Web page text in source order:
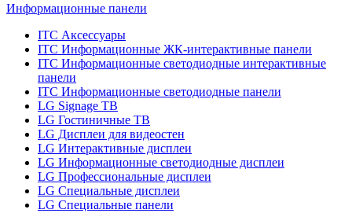
Информационные панели
ITC Аксессуары
ITC Информационные ЖК-интерактивные панели
ITC Информационные светодиодные интерактивные
панели
ITC Информационные светодиодные панели
LG Signage ТВ
LG Гостиничные ТВ
LG Дисплеи для видеостен
LG Интерактивные дисплеи
LG Информационные светодиодные дисплеи
LG Профессиональные дисплеи
LG Специальные дисплеи
LG Специальные панели